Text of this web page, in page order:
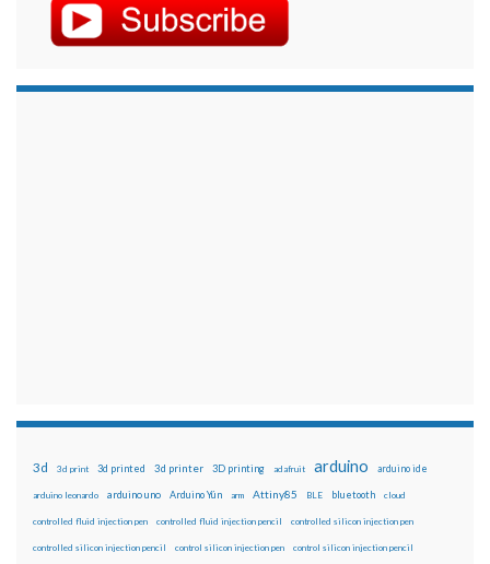
3d 3d print 3d printed 3d printer 3D printing adafruit arduino arduino ide
arduino leonardo arduino uno Arduino Yún arm Attiny85 BLE bluetooth cloud
controlled fluid injection pen controlled fluid injection pencil controlled silicon injection pen
controlled silicon injection pencil control silicon injection pen control silicon injection pencil